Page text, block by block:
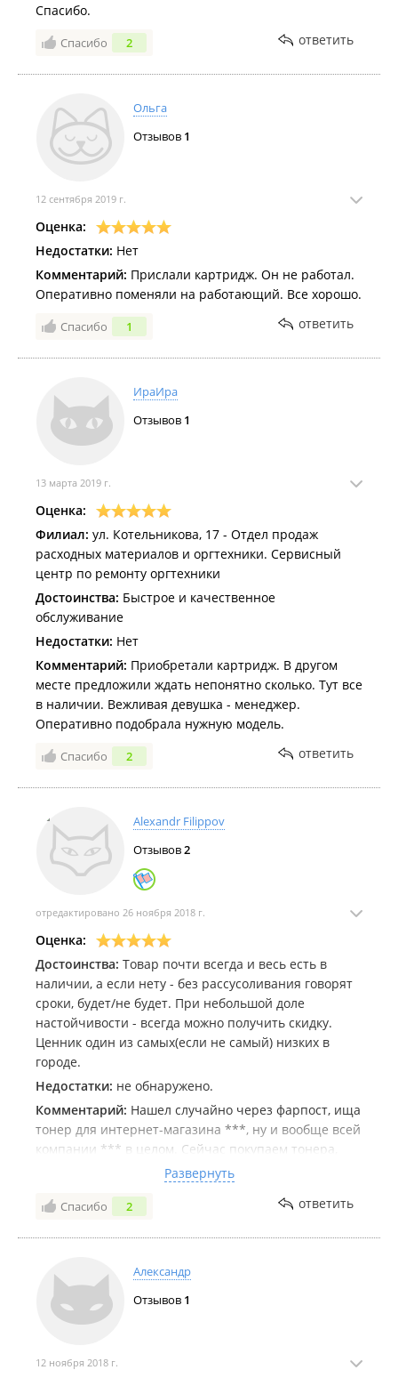
Спасибо.
Спасибо 2 ответить
Ольга
Отзывов 1
12 сентября 2019 г.
Оценка:
Недостатки: Нет
Комментарий: Прислали картридж. Он не работал.
Оперативно поменяли на работающий. Все хорошо.
Спасибо 1 ответить
ИраИра
Отзывов 1
13 марта 2019 г.
Оценка:
Филиал: ул. Котельникова, 17 - Отдел продаж
расходных материалов и оргтехники. Сервисный
центр по ремонту оргтехники
Достоинства: Быстрое и качественное
обслуживание
Недостатки: Нет
Комментарий: Приобретали картридж. В другом
месте предложили ждать непонятно сколько. Тут все
в наличии. Вежливая девушка - менеджер.
Оперативно подобрала нужную модель.
Спасибо 2 ответить
Alexandr Filippov
Отзывов2
отредактировано 26 ноября 2018 г.
Оценка:
Достоинства: Товар почти всегда и весь есть в
наличии, а если нету - без рассусоливания говорят
сроки, будет/не будет. При небольшой доле
настойчивости - всегда можно получить скидку.
Ценник один из самых(если не самый) низких в
городе.
Недостатки: не обнаружено.
Комментарий: Нашел случайно через фарпост, ища
тонер для интернет-магазина ***, ну и вообще всей
компании *** в целом. Сейчас покупаем тонера,
фотобарабаны, картриджи, мелкую комплектуху для
ремонта и обслуживания оргтехники. Очень удобно
работать, моя искренняя радость от сотрудничества
Развернуть
Спасибо 2 ответить
Александр
Отзывов 1
12 ноября 2018 г.